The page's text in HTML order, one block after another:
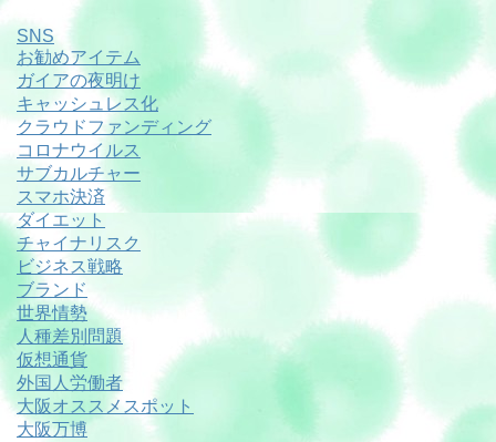
SNS
お勧めアイテム
ガイアの夜明け
キャッシュレス化
クラウドファンディング
コロナウイルス
サブカルチャー
スマホ決済
ダイエット
チャイナリスク
ビジネス戦略
ブランド
世界情勢
人種差別問題
仮想通貨
外国人労働者
大阪オススメスポット
大阪万博